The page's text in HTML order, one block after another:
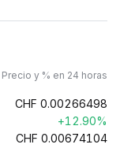
Precio y % en 24 horas
CHF 0.00266498
+12.90%
CHF 0.00674104